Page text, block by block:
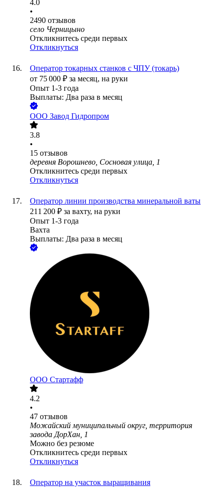
4.0
•
2490 отзывов
село Черницыно
Откликнитесь среди первых
Откликнуться
Оператор токарных станков с ЧПУ (токарь)
от 75 000 ₽ за месяц, на руки
Опыт 1-3 года
Выплаты: Два раза в месяц
ООО Завод Гидропром
3.8
•
15 отзывов
деревня Ворошнево, Сосновая улица, 1
Откликнитесь среди первых
Откликнуться
Оператор линии производства минеральной ваты
211 200 ₽ за вахту, на руки
Опыт 1-3 года
Вахта
Выплаты: Два раза в месяц
ООО Стартафф
4.2
•
47 отзывов
Можайский муниципальный округ, территория
завода ДорХан, 1
Можно без резюме
Откликнитесь среди первых
Откликнуться
Оператор на участок выращивания